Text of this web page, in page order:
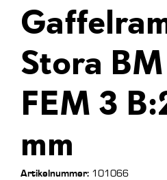
Stora
FEM 3
mm
Artikelnummer:101066